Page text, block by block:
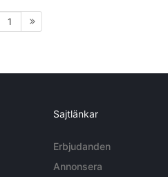
1
Sajtlänkar
Erbjudanden
Annonsera